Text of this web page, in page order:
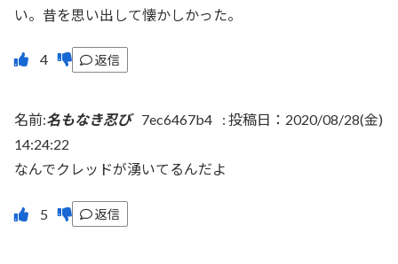
い。昔を思い出して懐かしかった。
返信
名前:名もなき忍び 7ec6467b4 : 投稿日：2020/08/28(金)
14:24:22
なんでクレッドが湧いてるんだよ
返信